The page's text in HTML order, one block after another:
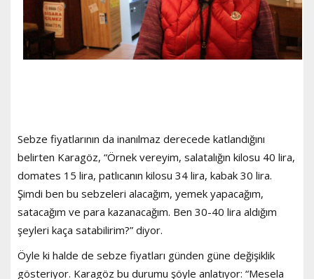
Sebze fiyatlarının da inanılmaz derecede katlandığını
belirten Karagöz, “Örnek vereyim, salatalığın kilosu 40 lira,
domates 15 lira, patlıcanın kilosu 34 lira, kabak 30 lira.
Şimdi ben bu sebzeleri alacağım, yemek yapacağım,
satacağım ve para kazanacağım. Ben 30-40 lira aldığım
şeyleri kaça satabilirim?” diyor.
Öyle ki halde de sebze fiyatları günden güne değişiklik
gösteriyor. Karagöz bu durumu şöyle anlatıyor: “Mesela